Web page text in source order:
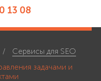
13 08
Сервисы для SEO
задачами и